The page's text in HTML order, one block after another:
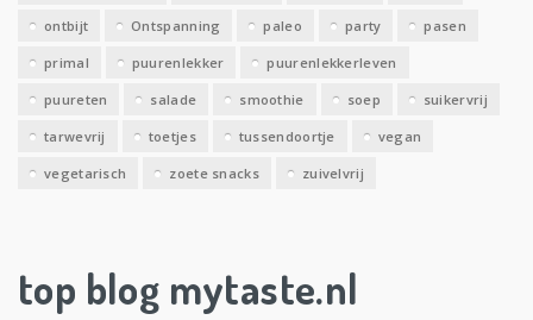
ontbijt Ontspanning paleo party pasen
primal puurenlekker puurenlekkerleven
puureten salade smoothie soep suikervrij
tarwevrij toetjes tussendoortje vegan
vegetarisch zoete snacks zuivelvrij
top blog mytaste.nl